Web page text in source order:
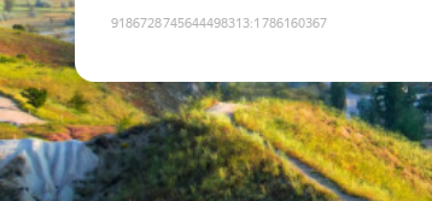
9186728745644498313:1786160367